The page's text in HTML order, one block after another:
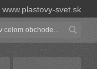
www.plastovy-svet.sk